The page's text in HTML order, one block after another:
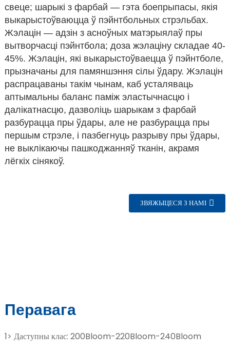
свеце; шарыкі з фарбай — гэта боепрыпасы, якія
выкарыстоўваюцца ў пэйнтбольных стрэльбах.
Жэлацін — адзін з асноўных матэрыялаў пры
вытворчасці пэйнтбола; доза жэлаціну складае 40-
45%. Жэлацін, які выкарыстоўваецца ў пэйнтболе,
прызначаны для памяншэння сілы ўдару. Жэлацін
распрацаваны такім чынам, каб усталяваць
аптымальны баланс паміж эластычнасцю і
далікатнасцю, дазволіць шарыкам з фарбай
разбурацца пры ўдары, але не разбурацца пры
першым стрэле, і пазбегнуць разрыву пры ўдары,
не выклікаючы пашкоджанняў тканін, акрамя
лёгкіх сінякоў.
ЗВЯЖЫЦЕСЯ З НАМІ
Перавага
1> Даступны клас: 200Bloom-220Bloom-240Bloom